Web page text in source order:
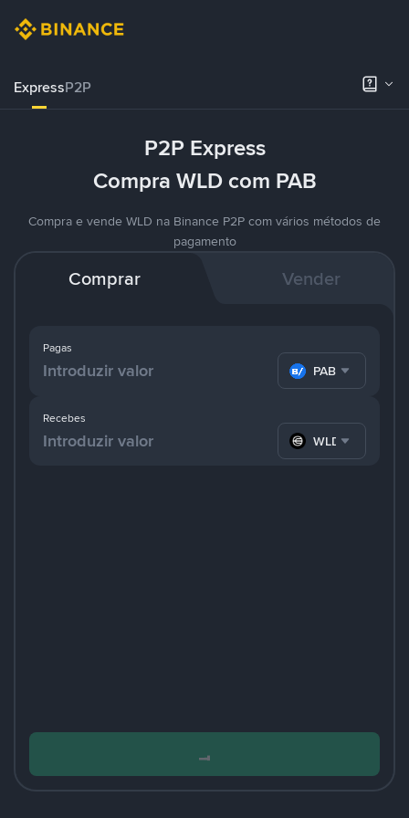
ExpressP2P
P2P Express
Compra WLD com PAB
Compra e vende WLD na Binance P2P com vários métodos de
pagamento
Comprar Vender
Pagas
PAB
Recebes
WLD